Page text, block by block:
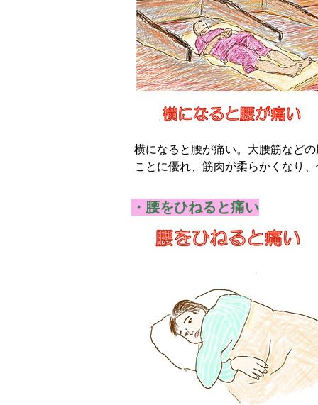
横になると腰が痛い。大腰筋など
ことに優れ、筋肉が柔らかくなり
・腰をひねると痛い